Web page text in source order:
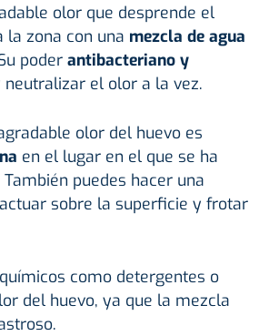
olor que desprende el
la zona con una mezcla de agua
poder antibacteriano y
el olor a la vez.
olor del huevo es
en el lugar en el que se ha
puedes hacer una
sobre la superficie y frotar
como detergentes o
del huevo, ya que la mezcla